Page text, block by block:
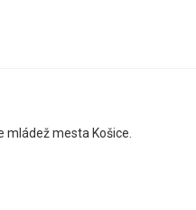
mládež mesta Košice.